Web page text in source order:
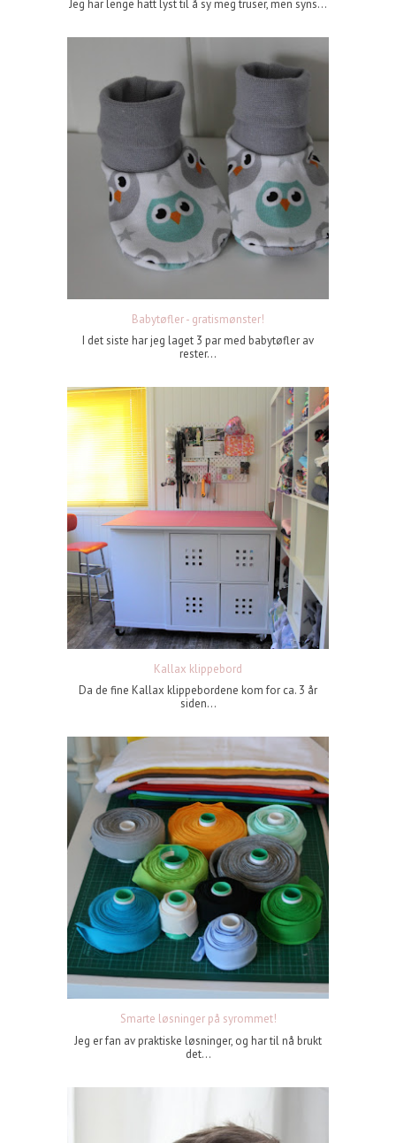
Jeg har lenge hatt lyst til å sy meg truser, men syns...
Babytøfler - gratismønster!
I det siste har jeg laget 3 par med babytøfler av
rester...
Kallax klippebord
Da de fine Kallax klippebordene kom for ca. 3 år
siden...
Smarte løsninger på syrommet!
Jeg er fan av praktiske løsninger, og har til nå brukt
det...